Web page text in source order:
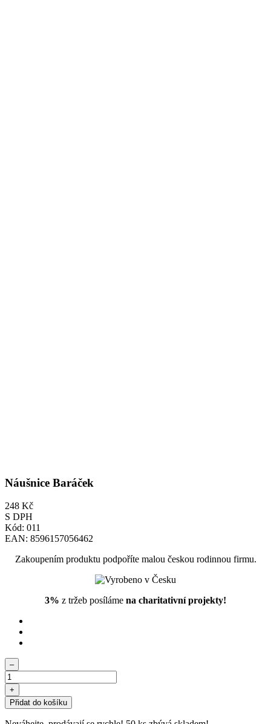
Náušnice Baráček
248 Kč
S DPH
Kód: 011
EAN: 8596157056462
Zakoupením produktu podpoříte malou českou rodinnou firmu.
3% z tržeb posíláme na charitativní projekty!
–
+
Přidat do košíku